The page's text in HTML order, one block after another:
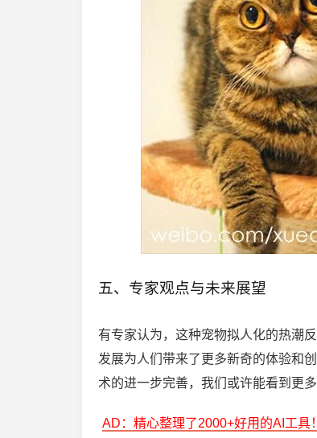
五、专家观点与未来展望
有专家认为，这种宠物拟人化的热潮
发展为人们带来了更多新奇的体验和
术的进一步完善，我们或许能看到更
AD：精心整理了2000+好用的AI工具